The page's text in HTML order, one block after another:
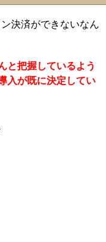
決済ができないなん
と把握しているよう
入が既に決定してい